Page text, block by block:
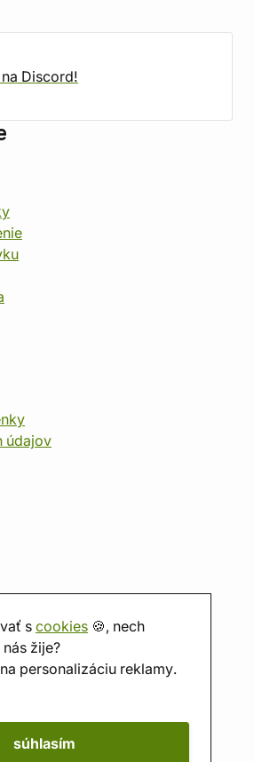
s cookies 🍪, nech
žije?
personalizáciu reklamy.
súhlasím
Discord!
údajov